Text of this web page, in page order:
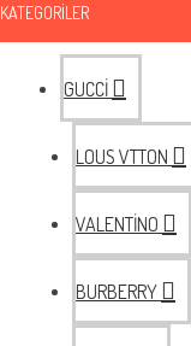
KATEGORILER
GUCCİ
LOUS VTTON
VALENTİNO
BURBERRY